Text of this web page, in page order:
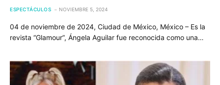
ESPECTÁCULOS NOVIEMBRE 5, 2024
04 de noviembre de 2024, Ciudad de México, México – Es la
revista “Glamour”, Ángela Aguilar fue reconocida como una…